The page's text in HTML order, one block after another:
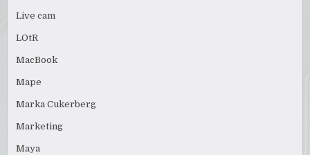
Live cam
LOtR
MacBook
Mape
Marka Cukerberg
Marketing
Maya